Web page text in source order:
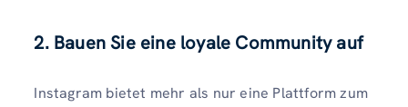
2. Bauen Sie eine loyale Community auf
Instagram bietet mehr als nur eine Plattform zum